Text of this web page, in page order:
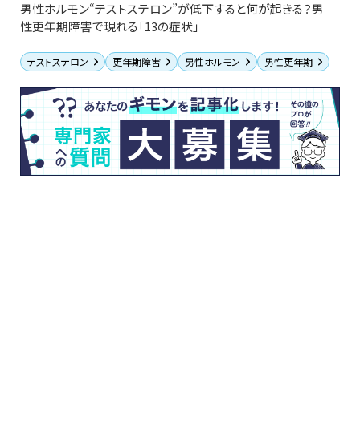
男性ホルモン“テストステロン”が低下すると何が起きる？男
性更年期障害で現れる「13の症状」
テストステロン 更年期障害 男性ホルモン 男性更年期